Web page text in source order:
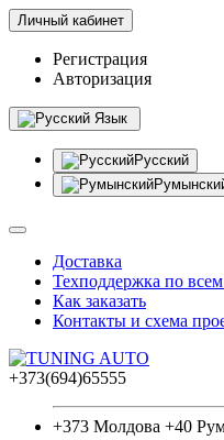
Личный кабинет
Регистрация
Авторизация
Язык
Русский
Доставка
Техподдержка по
Как заказать
Контакты и схема
+373(694)65555
+373 Молдова +40